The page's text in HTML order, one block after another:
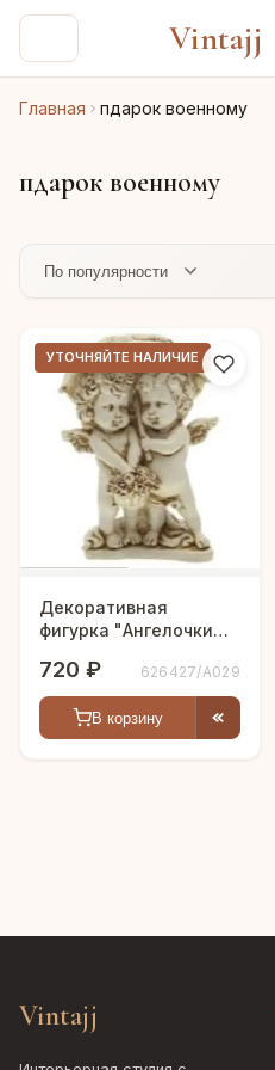
Vintajj
Главная пдарок военному
пдарок военному
УТОЧНЯЙТЕ НАЛИЧИЕ
Декоративная
фигурка "Ангелочки
720 ₽ 626427/A029
В корзину
Vintajj